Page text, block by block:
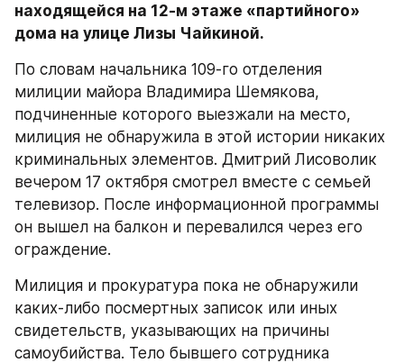
находящейся на 12-м этаже «партийного»
дома на улице Лизы Чайкиной.
По словам начальника 109-го отделения
милиции майора Владимира Шемякова,
подчиненные которого выезжали на место,
милиция не обнаружила в этой истории никаких
криминальных элементов. Дмитрий Лисоволик
вечером 17 октября смотрел вместе с семьей
телевизор. После информационной программы
он вышел на балкон и перевалился через его
ограждение.
Милиция и прокуратура пока не обнаружили
каких-либо посмертных записок или иных
свидетельств, указывающих на причины
самоубийства. Тело бывшего сотрудника